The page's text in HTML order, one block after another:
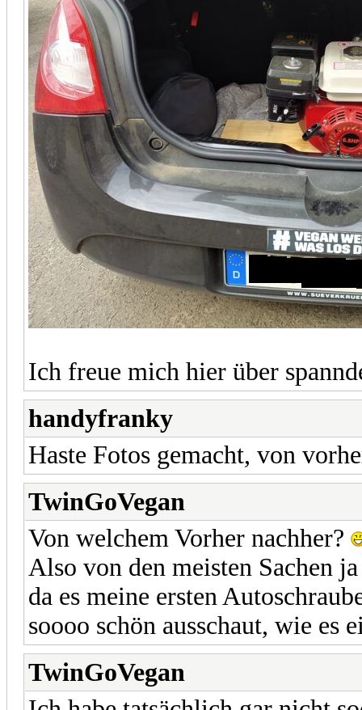
Ich freue mich hier über
handyfranky
Haste Fotos gemacht, von
TwinGoVegan
Von welchem Vorher nachher?
Also von den meisten Sachen
da es meine ersten
soooo schön ausschaut, wie
TwinGoVegan